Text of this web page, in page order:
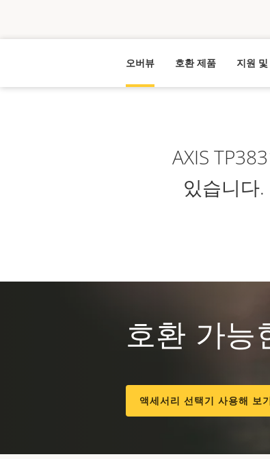
오버뷰 호환 제품 지원
AXIS
있습니다
호환 가능
액세서리 선택기 사용해 보